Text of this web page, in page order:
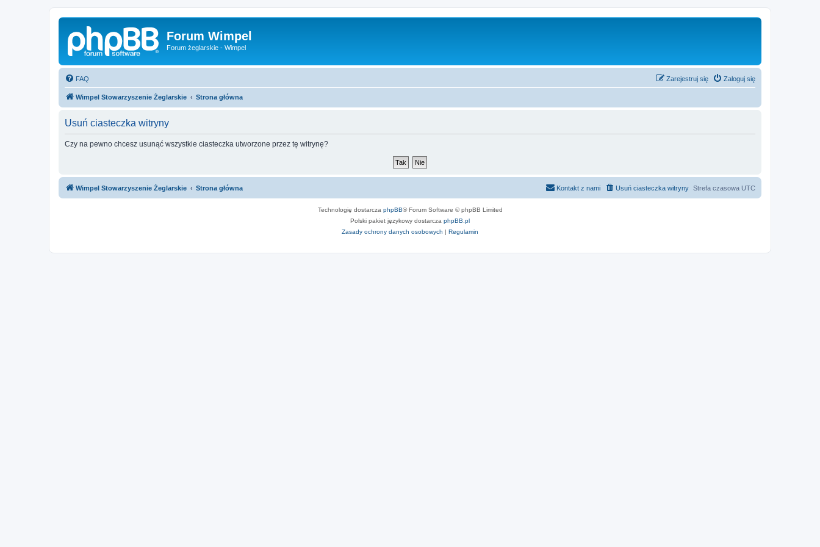
Forum Wimpel
Forum żeglarskie - Wimpel
FAQ Zaloguj się
Zarejestruj się
Wimpel Stowarzyszenie Żeglarskie Strona główna
Usuń ciasteczka witryny
Czy na pewno chcesz usunąć wszystkie ciasteczka utworzone przez tę witrynę?
Wimpel Stowarzyszenie Żeglarskie Strona główna Strefa czasowa UTC
Usuń ciasteczka witryny
Kontakt z nami
Technologię dostarcza phpBB® Forum Software © phpBB Limited
Polski pakiet językowy dostarcza phpBB.pl
Zasady ochrony danych osobowych | Regulamin